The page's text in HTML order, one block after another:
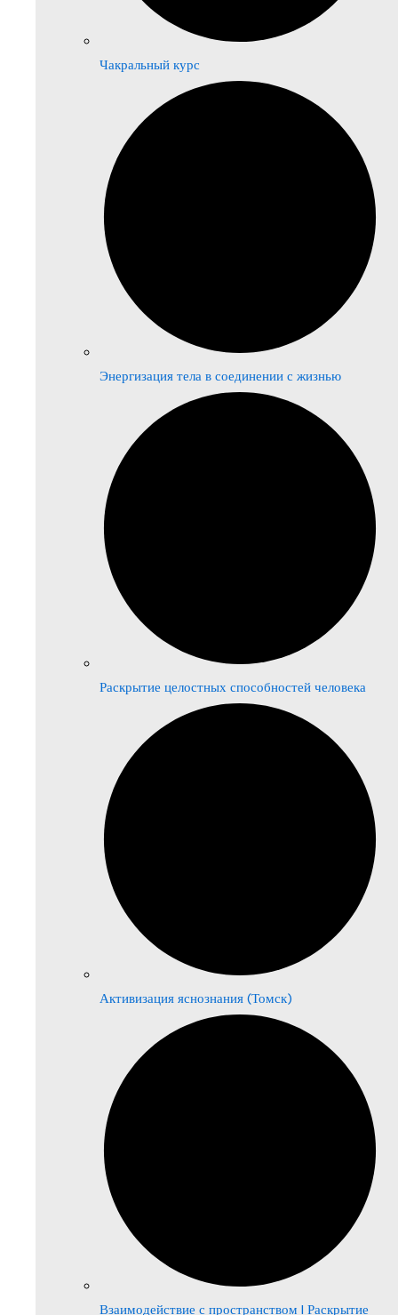
Чакральный курс
Энергизация тела в соединении с жизнью
Раскрытие целостных способностей человека
Активизация яснознания (Томск)
Взаимодействие с пространством | Раскрытие